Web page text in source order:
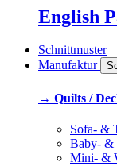
English
Schnittmuster
Manufaktur
→ Quilts /
Sofa- &
Baby- &
Mini- &